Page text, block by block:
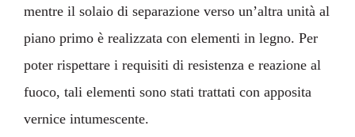
mentre il solaio di separazione verso un’altra unità al
piano primo è realizzata con elementi in legno. Per
poter rispettare i requisiti di resistenza e reazione al
fuoco, tali elementi sono stati trattati con apposita
vernice intumescente.